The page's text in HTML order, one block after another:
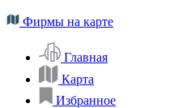
Фирмы на карте
Главная
Карта
Избранное